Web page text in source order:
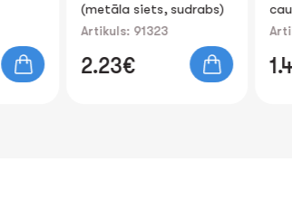
(metāla siets, sudrabs)
Artikuls: 91323
2.23€
caurspīdīga,
trokšņa līmenis
Artikuls: 80142
1.43€